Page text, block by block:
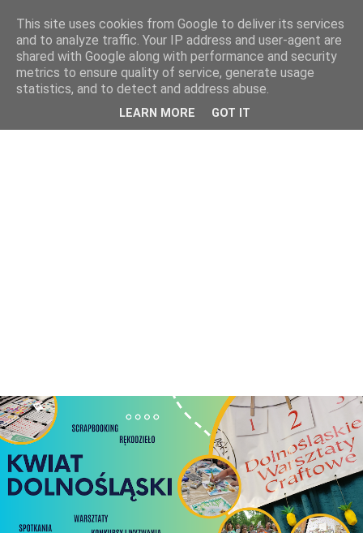
This site uses cookies from Google to deliver its services
and to analyze traffic. Your IP address and user-agent are
shared with Google along with performance and security
metrics to ensure quality of service, generate usage
statistics, and to detect and address abuse.
LEARN MORE GOT IT